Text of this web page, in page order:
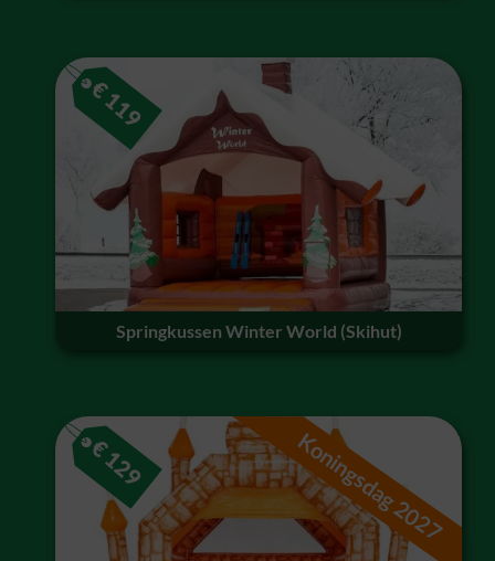
Springkussen Winter World (Skihut)
€
119
Koningsdag 2027
€
129